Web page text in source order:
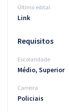
Último edital
Link
Requisitos
Escolaridade
Médio, Superior
Carreira
Policiais